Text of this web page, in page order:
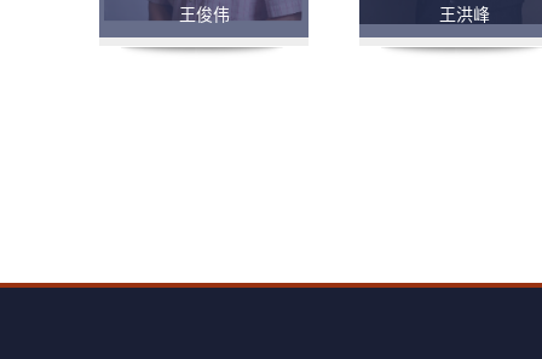
王俊伟 王洪峰